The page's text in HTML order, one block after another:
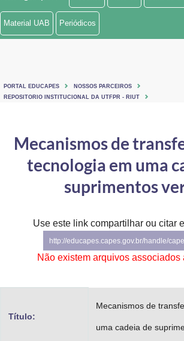
Ministério de Minas e Energia
Ministério do Turismo
Controladoria-Geral da União
Ministério da Mulher, da Família e dos Direitos Humanos
Secretaria de Governo
Gabinete de Segurança Institucional
Material UAB Periódicos
PORTAL EDUCAPES
NOSSOS PARCEIROS
REPOSITORIO INSTITUCIONAL DA UTFPR - RIUT
Mecanismos de
tecnologia em uma
suprimentos
Use este link compartilhar ou citar
http://educapes.capes.gov.br/handle/
Não existem arquivos associados
Título:
Mecanismos de
uma cadeia de